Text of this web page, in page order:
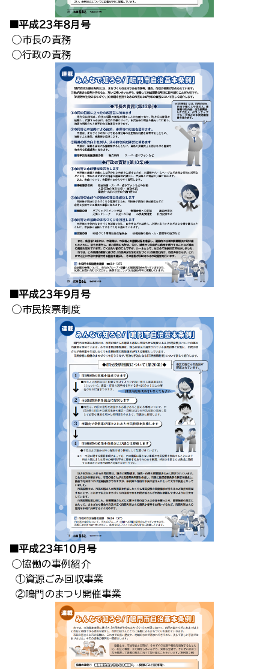
■平成２３年８月号
◯市長の責務
◯行政の責務
■平成２３年９月号
◯市民投票制度
■平成２３年１０月号
◯協働の事例紹介
①資源ごみ回収事業
②鳴門のまつり開催事業